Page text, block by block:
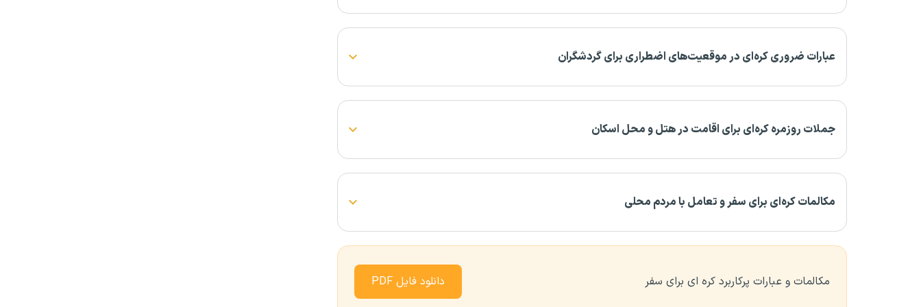
عبارات ضروری کره‌ای در موقعیت‌های اضطراری برای گردشگران
جملات روزمره کره‌ای برای اقامت در هتل و محل اسکان
مکالمات کره‌ای برای سفر و تعامل با مردم محلی
مکالمات و عبارات پرکاربرد کره ای برای سفر دانلود فایل PDF